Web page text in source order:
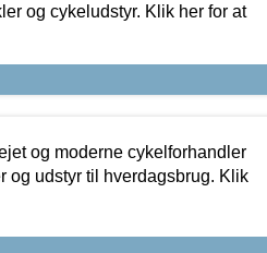
og cykeludstyr. Klik her for at
og moderne cykelforhandler
og udstyr til hverdagsbrug. Klik